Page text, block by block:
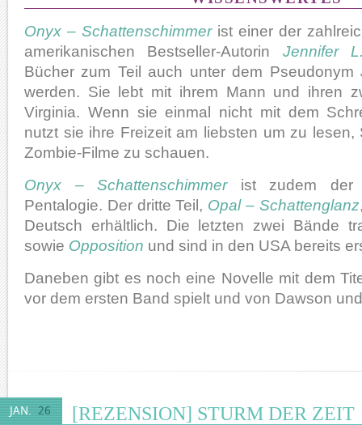
Onyx – Schattenschimmerist einer der
amerikanischen Bestseller-Autorin Jennifer
Bücher zum Teil auch unter dem Pseudonym
werden. Sie lebt mit ihrem Mann und ihren
Virginia. Wenn sie einmal nicht mit dem
nutzt sie ihre Freizeit am liebsten um zu lesen,
Zombie-Filme zu schauen.
Onyx – Schattenschimmerist zudem der
Pentalogie. Der dritte Teil, Opal – Schattenglanz
Deutsch erhältlich. Die letzten zwei Bände
sowie Opposition und sind in den USA bereits
Daneben gibt es noch eine Novelle mit dem
vor dem ersten Band spielt und von Dawson
JAN. 26 [REZENSION] STURM DER ZEIT